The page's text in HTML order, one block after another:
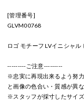
[管理番号]
GLVM00768
ロゴ モチーフ LVイニシャ
---------ご注意---------
※忠実に再現出来るよう努
と画像の色合い・質感が異
※スタッフが採寸したサイ